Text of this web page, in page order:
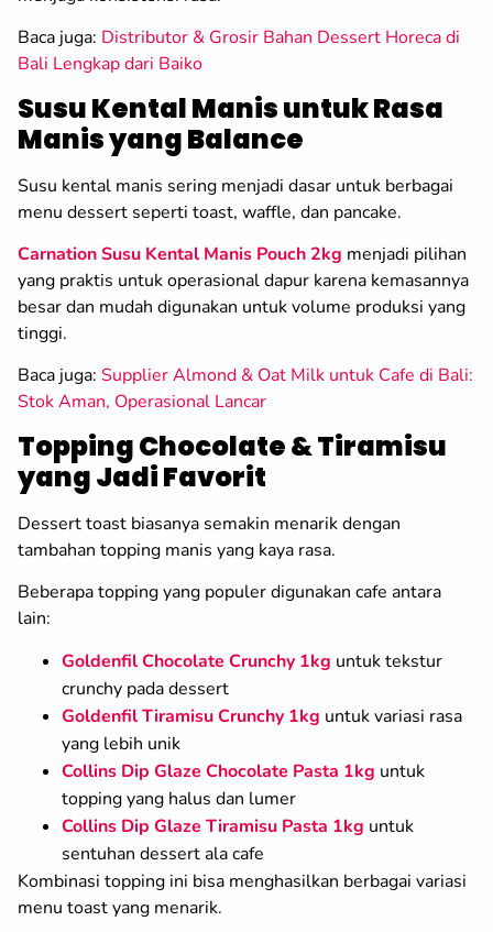
Baca juga: Distributor & Grosir Bahan Dessert Horeca di
Bali Lengkap dari Baiko
Susu Kental Manis untuk Rasa
Manis yang Balance
Susu kental manis sering menjadi dasar untuk berbagai
menu dessert seperti toast, waffle, dan pancake.
Carnation Susu Kental Manis Pouch 2kg menjadi pilihan
yang praktis untuk operasional dapur karena kemasannya
besar dan mudah digunakan untuk volume produksi yang
tinggi.
Baca juga: Supplier Almond & Oat Milk untuk Cafe di Bali:
Stok Aman, Operasional Lancar
Topping Chocolate & Tiramisu
yang Jadi Favorit
Dessert toast biasanya semakin menarik dengan
tambahan topping manis yang kaya rasa.
Beberapa topping yang populer digunakan cafe antara
lain:
Goldenfil Chocolate Crunchy 1kg untuk tekstur
crunchy pada dessert
Goldenfil Tiramisu Crunchy 1kg untuk variasi rasa
yang lebih unik
Collins Dip Glaze Chocolate Pasta 1kg untuk
topping yang halus dan lumer
Collins Dip Glaze Tiramisu Pasta 1kg untuk
sentuhan dessert ala cafe
Kombinasi topping ini bisa menghasilkan berbagai variasi
menu toast yang menarik.